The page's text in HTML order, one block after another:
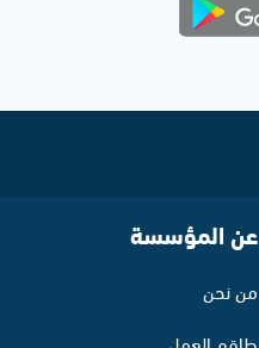
عن المؤسسة
من نحن